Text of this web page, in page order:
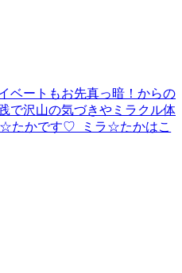
ベートもお先真っ暗！からの
で沢山の気づきやミラクル体
‪☆たかです♡ ミラ‪☆たかはこ